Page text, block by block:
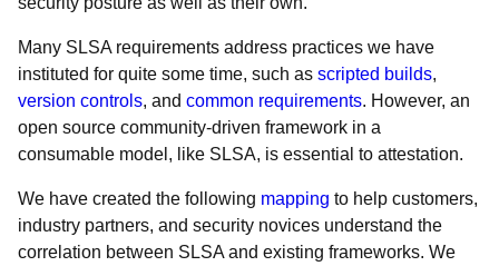
Many SLSA requirements address practices we have
instituted for quite some time, such as scripted builds,
version controls, and common requirements. However, an
open source community-driven framework in a
consumable model, like SLSA, is essential to attestation.
We have created the following mapping to help customers,
industry partners, and security novices understand the
correlation between SLSA and existing frameworks. We